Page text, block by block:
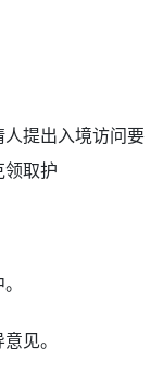
提出入境访问要
领取护
见。